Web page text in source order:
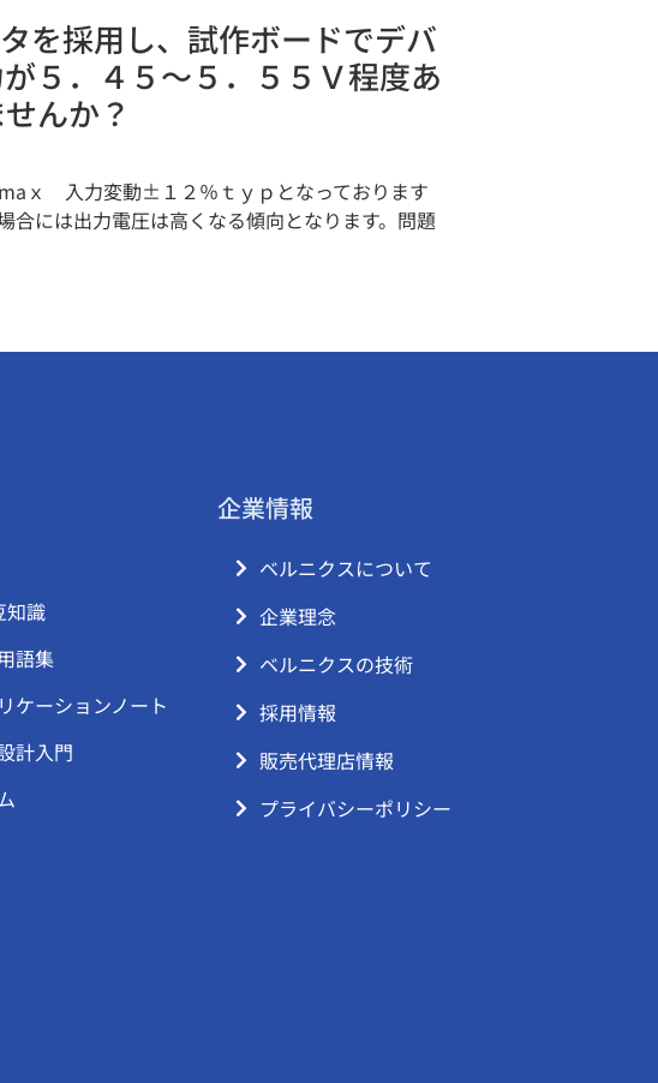
を採用し、試作ボードでデバ
５．４５～５．５５Ｖ程度あ
んか？
ｘ 入力変動±１２％ｔｙｐとなっております
には出力電圧は高くなる傾向となります。問題
知識
語集
ケーションノート
計入門
企業情報
ベルニクスについて
企業理念
ベルニクスの技術
採用情報
販売代理店情報
プライバシーポリシー